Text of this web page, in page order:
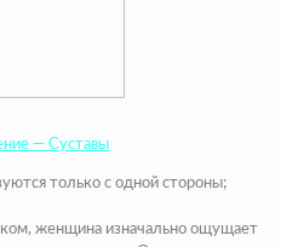
— Суставы
только с одной стороны;
женщина изначально ощущает